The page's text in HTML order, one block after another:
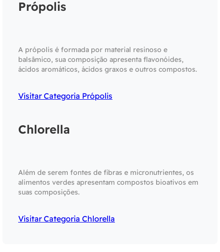
Própolis
A própolis é formada por material resinoso e
balsâmico, sua composição apresenta flavonóides,
ácidos aromáticos, ácidos graxos e outros compostos.
Visitar Categoria Própolis
Chlorella
Além de serem fontes de fibras e micronutrientes, os
alimentos verdes apresentam compostos bioativos em
suas composições.
Visitar Categoria Chlorella